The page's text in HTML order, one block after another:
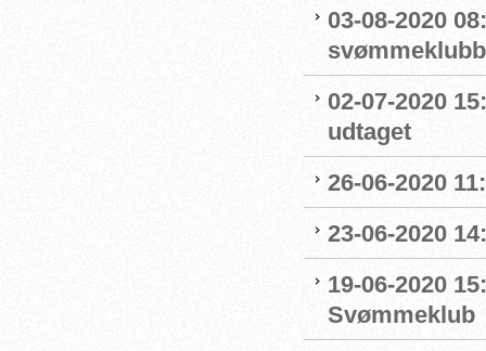
03-08-2020
02-07-2020
udtaget
26-06-2020
23-06-2020
19-06-2020
Svømmeklub